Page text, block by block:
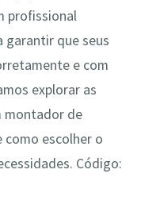
profissional
garantir que seus
e com
explorar as
montador de
como escolher o
Código: